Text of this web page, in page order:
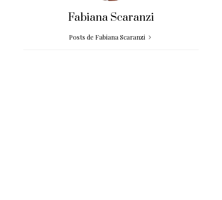
Fabiana Scaranzi
Posts de Fabiana Scaranzi